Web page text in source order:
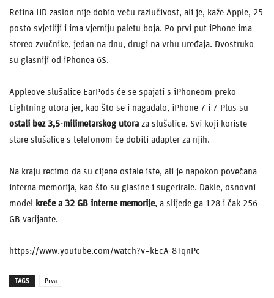
Retina HD zaslon nije dobio veću razlučivost, ali je, kaže Apple, 25
posto svjetliji i ima vjerniju paletu boja. Po prvi put iPhone ima
stereo zvučnike, jedan na dnu, drugi na vrhu uređaja. Dvostruko
su glasniji od iPhonea 6S.
Appleove slušalice EarPods će se spajati s iPhoneom preko
Lightning utora jer, kao što se i nagađalo, iPhone 7 i 7 Plus su
ostali bez 3,5-milimetarskog utora za slušalice. Svi koji koriste
stare slušalice s telefonom će dobiti adapter za njih.
Na kraju recimo da su cijene ostale iste, ali je napokon povećana
interna memorija, kao što su glasine i sugerirale. Dakle, osnovni
model kreće a 32 GB interne memorije, a slijede ga 128 i čak 256
GB varijante.
https://www.youtube.com/watch?v=kEcA-8TqnPc
TAGS Prva